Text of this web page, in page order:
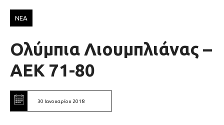
ΝΕΑ
Ολύμπια Λιουμπλιάνας –
ΑΕΚ 71-80
30 Ιανουαρίου 2018